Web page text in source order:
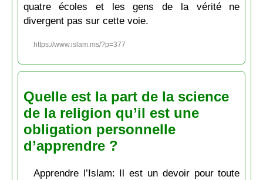
quatre écoles et les gens de la vérité ne
divergent pas sur cette voie.
https://www.islam.ms/?p=377
Quelle est la part de la science
de la religion qu’il est une
obligation personnelle
d’apprendre ?
Apprendre l’Islam: Il est un devoir pour toute